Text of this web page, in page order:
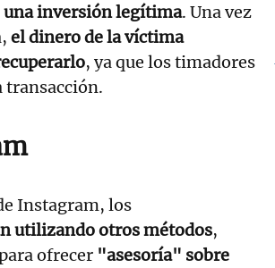
una inversión legítima. Una vez
el dinero de la víctima
, ya que los timadores
transacción.
Instagram, los
utilizando otros métodos,
ofrecer "asesoría" sobre